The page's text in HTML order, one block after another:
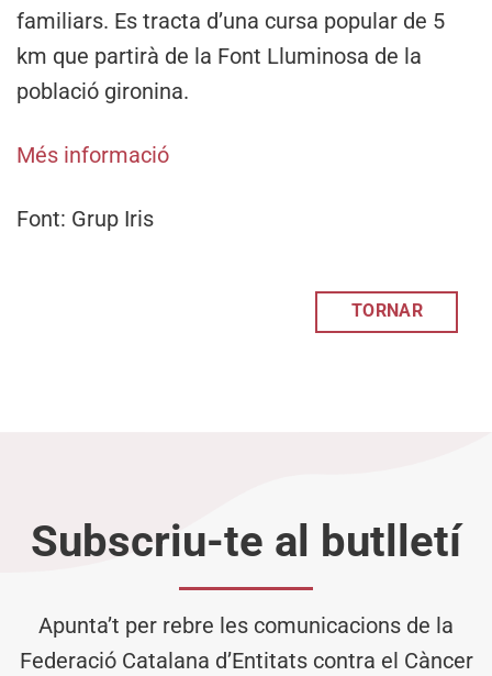
familiars. Es tracta d’una cursa popular de 5
km que partirà de la Font Lluminosa de la
població gironina.
Més informació
Font: Grup Iris
TORNAR
Subscriu-te al butlletí
Apunta’t per rebre les comunicacions de la
Federació Catalana d’Entitats contra el Càncer